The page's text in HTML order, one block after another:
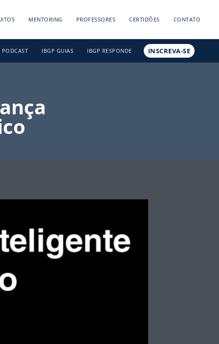
MENTORING PROFESSORES CERTIDÕES CONTATO
PODCAST IBGP GUIAS IBGP RESPONDE INSCREVA-SE